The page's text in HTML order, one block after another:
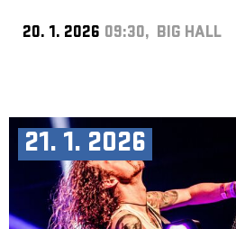
20. 1. 2026 09:30, BIG HALL
21. 1. 2026